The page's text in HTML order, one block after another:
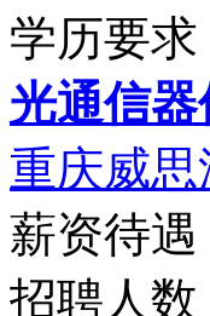
学历要
光通信
重庆威
薪资待遇
招聘人数